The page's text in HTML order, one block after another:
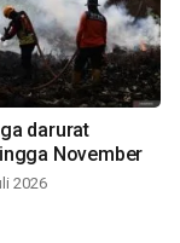
darurat
November
2026